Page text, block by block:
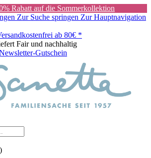
Rabatt auf die Sommerkollektion
Zur Suche springen Zur Hauptnavigation
ab 80€ *
Fair und nachhaltig
Gutschein